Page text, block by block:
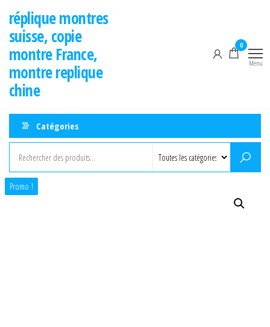
contenu
réplique montres
suisse, copie
montre France,
montre replique
chine
0
Menu
Catégories
Promo !